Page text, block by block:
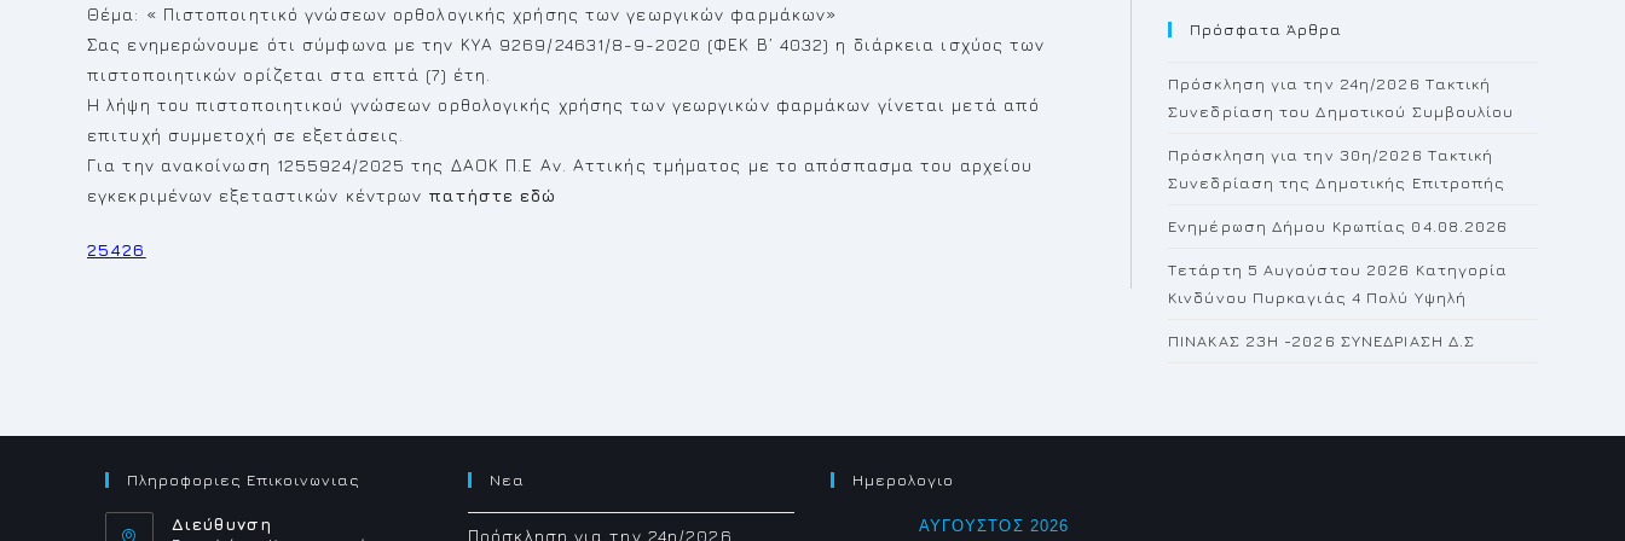
Θέμα: « Πιστοποιητικό γνώσεων ορθολογικής χρήσης των γεωργικών φαρμάκων»
Σας ενημερώνουμε ότι σύμφωνα με την ΚΥΑ 9269/24631/8-9-2020 (ΦΕΚ Β’ 4032) η διάρκεια ισχύος των
πιστοποιητικών ορίζεται στα επτά (7) έτη.
Η λήψη του πιστοποιητικού γνώσεων ορθολογικής χρήσης των γεωργικών φαρμάκων γίνεται μετά από
επιτυχή συμμετοχή σε εξετάσεις.
Για την ανακοίνωση 1255924/2025 της ΔΑΟΚ Π.Ε Αν. Αττικής τμήματος με το απόσπασμα του αρχείου
εγκεκριμένων εξεταστικών κέντρων πατήστε εδώ
25426
Πρόσφατα Άρθρα
Πρόσκληση για την 24η/2026 Τακτική
Συνεδρίαση του Δημοτικού Συμβουλίου
Πρόσκληση για την 30η/2026 Τακτική
Συνεδρίαση της Δημοτικής Επιτροπής
Ενημέρωση Δήμου Κρωπίας 04.08.2026
Τετάρτη 5 Αυγούστου 2026 Κατηγορία
Κινδύνου Πυρκαγιάς 4 Πολύ Υψηλή
ΠΙΝΑΚΑΣ 23H -2026 ΣΥΝΕΔΡΙΑΣΗ Δ.Σ
Πληροφοριες Επικοινωνιας
Διεύθυνση
Νεα
Πρόσκληση για την 24η/2026
Ημερολογιο
ΑΎΓΟΥΣΤΟΣ 2026